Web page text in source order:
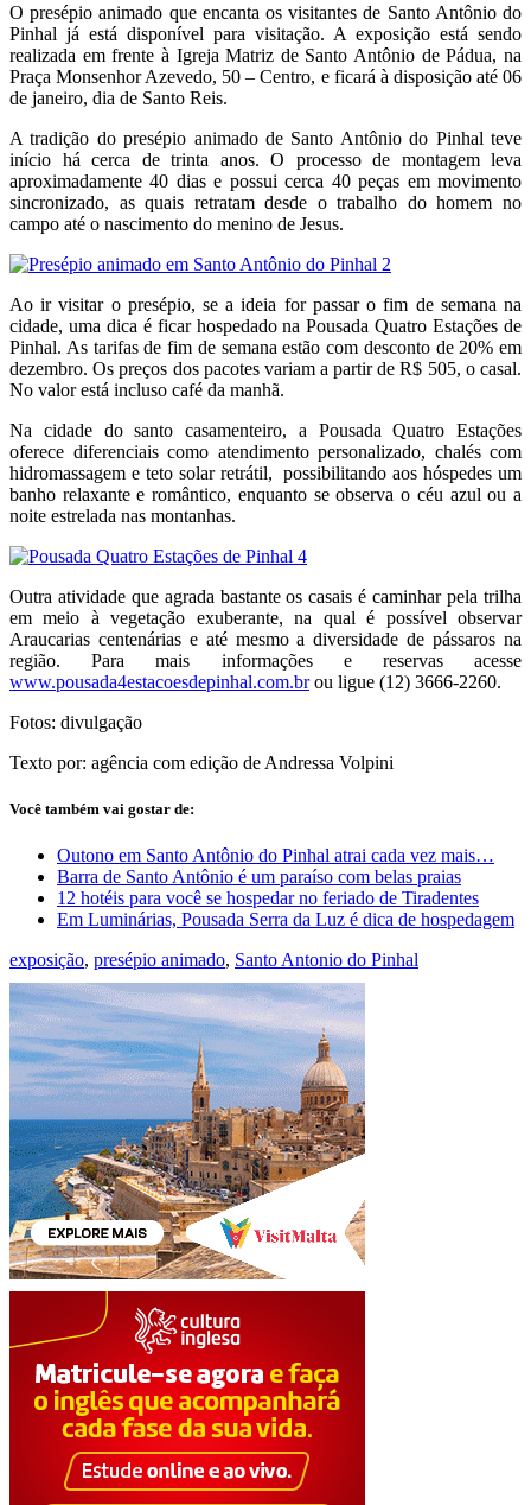
O presépio animado que encanta os visitantes de Santo Antônio do
Pinhal já está disponível para visitação. A exposição está sendo
realizada em frente à Igreja Matriz de Santo Antônio de Pádua, na
Praça Monsenhor Azevedo, 50 – Centro, e ficará à disposição até 06
de janeiro, dia de Santo Reis.
A tradição do presépio animado de Santo Antônio do Pinhal teve
início há cerca de trinta anos. O processo de montagem leva
aproximadamente 40 dias e possui cerca 40 peças em movimento
sincronizado, as quais retratam desde o trabalho do homem no
campo até o nascimento do menino de Jesus.
Ao ir visitar o presépio, se a ideia for passar o fim de semana na
cidade, uma dica é ficar hospedado na Pousada Quatro Estações de
Pinhal. As tarifas de fim de semana estão com desconto de 20% em
dezembro. Os preços dos pacotes variam a partir de R$ 505, o casal.
No valor está incluso café da manhã.
Na cidade do santo casamenteiro, a Pousada Quatro Estações
oferece diferenciais como atendimento personalizado, chalés com
hidromassagem e teto solar retrátil, possibilitando aos hóspedes um
banho relaxante e romântico, enquanto se observa o céu azul ou a
noite estrelada nas montanhas.
Outra atividade que agrada bastante os casais é caminhar pela trilha
em meio à vegetação exuberante, na qual é possível observar
Araucarias centenárias e até mesmo a diversidade de pássaros na
região. Para mais informações e reservas acesse
www.pousada4estacoesdepinhal.com.brou ligue (12) 3666-2260.
Fotos: divulgação
Texto por: agência com edição de Andressa Volpini
Você também vai gostar de:
Outono em Santo Antônio do Pinhal atrai cada vez mais…
Barra de Santo Antônio é um paraíso com belas praias
12 hotéis para você se hospedar no feriado de Tiradentes
Em Luminárias, Pousada Serra da Luz é dica de hospedagem
exposição, presépio animado, Santo Antonio do Pinhal